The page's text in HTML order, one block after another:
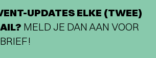
UPDATES ELKE (TWEE)
MELD JE DAN AAN VOOR